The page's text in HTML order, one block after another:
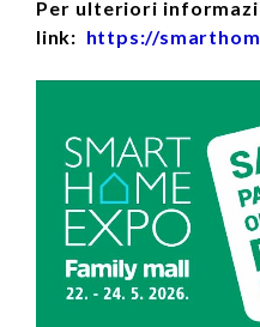
Per ulteriori
link: https://